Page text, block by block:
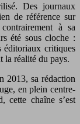
Des journaux
de référence sur
à sa
été sous cloche :
éditoriaux critiques
la réalité du pays.
2013, sa rédaction
en plein centre-
chaîne s’est